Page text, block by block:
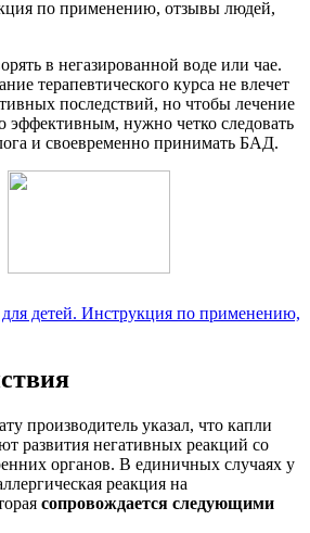
в негазированной воде или чае.
терапевтического курса не влечет
последствий, но чтобы лечение
эффективным, нужно четко следовать
и своевременно принимать БАД.
для детей. Инструкция по применению,
производитель указал, что капли
развития негативных реакций со
органов. В единичных случаях у
реакция на
сопровождается следующими